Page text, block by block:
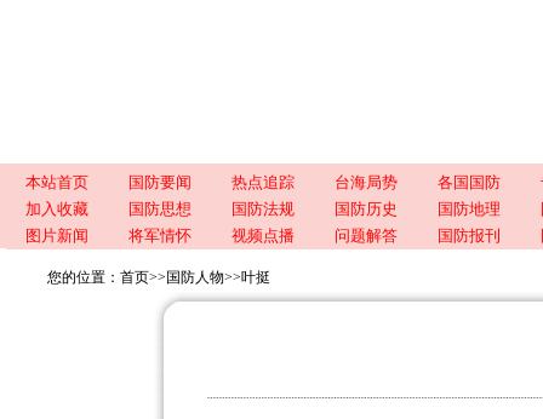
本站首页 国防要闻 热点追踪 台海局势 各国国防
加入收藏
国防思想 国防法规 国防历史 国防地理
图片新闻
将军情怀 视频点播 问题解答 国防报刊
您的位置： 首页>> 国防人物>>叶挺